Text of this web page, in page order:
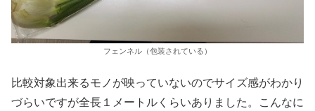
フェンネル（包装されている）
比較対象出来るモノが映っていないのでサイズ感がわかり
づらいですが全長１メートルくらいありました。こんなに